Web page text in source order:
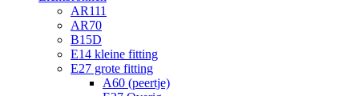
AR111
AR70
B15D
E14 kleine fitting
E27 grote fitting
A60 (peertje)